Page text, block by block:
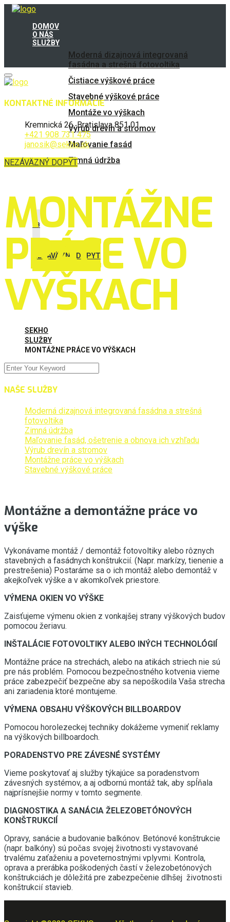
DOMOV
O NÁS
SLUŽBY
Moderná dizajnová integrovaná
fasádna a strešná fotovoltika
Čistiace výškové práce
Stavebné výškové práce
Montáže vo výškach
Výrub drevín a stromov
Maľovanie fasád
Zimná údržba
KONTAKT
FB
NEZÁVÄZNÝ DOPYT
KONTAKTNÉ INFORMÁCIE
Kremnická 26, Bratislava 851 01
+421 908 731 475
janosik@sekho.sk
NEZÁVÄZNÝ DOPYT
MONTÁŽNE
PRÁCE VO
VÝŠKACH
SEKHO
SLUŽBY
MONTÁŽNE PRÁCE VO VÝŠKACH
NAŠE SLUŽBY
Moderná dizajnová integrovaná fasádna a strešná
fotovoltika
Zimná údržba
Maľovanie fasád, ošetrenie a obnova ich vzhľadu
Výrub drevín a stromov
Montážne práce vo výškach
Stavebné výškové práce
Montážne a demontážne práce vo
výške
Vykonávame montáž / demontáž fotovoltiky alebo rôznych
stavebných a fasádnych konštrukcií. (Napr. markízy, tienenie a
prestrešenia) Postaráme sa o ich montáž alebo demontáž v
akejkoľvek výške a v akomkoľvek priestore.
VÝMENA OKIEN VO VÝŠKE
Zaisťujeme výmenu okien z vonkajšej strany výškových budov
pomocou žeriavu.
INŠTALÁCIE FOTOVOLTIKY ALEBO INÝCH TECHNOLÓGIÍ
Montážne práce na strechách, alebo na atikách striech nie sú
pre nás problém. Pomocou bezpečnostného kotvenia vieme
práce zabezpečiť bezpečne aby sa nepoškodila Vaša strecha
ani zariadenia ktoré montujeme.
VÝMENA OBSAHU VÝŠKOVÝCH BILLBOARDOV
Pomocou horolezeckej techniky dokážeme vymeniť reklamy
na výškových billboardoch.
PORADENSTVO PRE ZÁVESNÉ SYSTÉMY
Vieme poskytovať aj služby týkajúce sa poradenstvom
závesných systémov, a aj odbornú montáž tak, aby spĺňala
najprísnejšie normy v tomto segmente.
DIAGNOSTIKA A SANÁCIA ŽELEZOBETÓNOVÝCH
KONŠTRUKCIÍ
Opravy, sanácie a budovanie balkónov. Betónové konštrukcie
(napr. balkóny) sú počas svojej životnosti vystavované
trvalému zaťaženiu a poveternostnými vplyvmi. Kontrola,
oprava a prerábka poškodených častí v železobetónových
konštrukciách je dôležitá pre zabezpečenie dlhšej životnosti
konštrukcií stavieb.